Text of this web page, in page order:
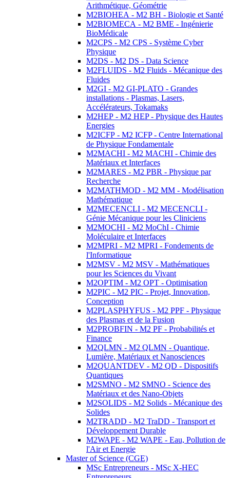
Arithmétique, Géométrie
M2BIOHEA - M2 BH - Biologie et Santé
M2BIOMECA - M2 BME - Ingénierie
BioMédicale
M2CPS - M2 CPS - Système Cyber
Physique
M2DS - M2 DS - Data Science
M2FLUIDS - M2 Fluids - Mécanique des
Fluides
M2GI - M2 GI-PLATO - Grandes
installations - Plasmas, Lasers,
Accélérateurs, Tokamaks
M2HEP - M2 HEP - Physique des Hautes
Energies
M2ICFP - M2 ICFP - Centre International
de Physique Fondamentale
M2MACHI - M2 MACHI - Chimie des
Matériaux et Interfaces
M2MARES - M2 PBR - Physique par
Recherche
M2MATHMOD - M2 MM - Modélisation
Mathématique
M2MECENCLI - M2 MECENCLI -
Génie Mécanique pour les Cliniciens
M2MOCHI - M2 MoChI - Chimie
Moléculaire et Interfaces
M2MPRI - M2 MPRI - Fondements de
l'Informatique
M2MSV - M2 MSV - Mathématiques
pour les Sciences du Vivant
M2OPTIM - M2 OPT - Optimisation
M2PIC - M2 PIC - Projet, Innovation,
Conception
M2PLASPHYFUS - M2 PPF - Physique
des Plasmas et de la Fusion
M2PROBFIN - M2 PF - Probabilités et
Finance
M2QLMN - M2 QLMN - Quantique,
Lumière, Matériaux et Nanosciences
M2QUANTDEV - M2 QD - Dispositifs
Quantiques
M2SMNO - M2 SMNO - Science des
Matériaux et des Nano-Objets
M2SOLIDS - M2 Solids - Mécanique des
Solides
M2TRADD - M2 TraDD - Transport et
Développement Durable
M2WAPE - M2 WAPE - Eau, Pollution de
l'Air et Energie
Master of Science (CGE)
MSc Entrepreneurs - MSc X-HEC